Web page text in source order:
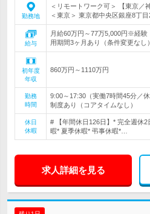
勤務地
＜リモートワーク可＞ 【東京／
＜東京＞ 東京都中央区銀座8丁目
給与
月給60万円～77万5,000円※経
用期間3ヶ月あり（条件変更なし）
初年度
年収
860万円～1110万円
勤務
時間
9:00～17:30（実働7時間45分／
制度あり（コアタイムなし）
休日
休暇
# 【年間休日126日】* 完全週休
暇* 夏季休暇* 弔事休暇*…
求人詳細を見る